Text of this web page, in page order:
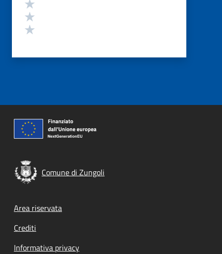
Comune di Zungoli
Footer menu
Area riservata
Crediti
Informativa privacy